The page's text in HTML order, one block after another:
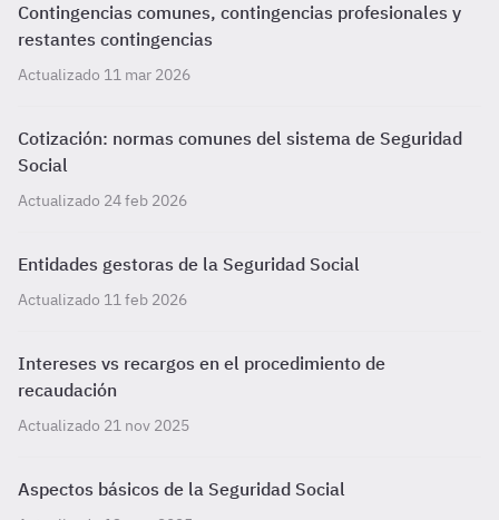
Contingencias comunes, contingencias profesionales y
restantes contingencias
Actualizado 11 mar 2026
Cotización: normas comunes del sistema de Seguridad
Social
Actualizado 24 feb 2026
Entidades gestoras de la Seguridad Social
Actualizado 11 feb 2026
Intereses vs recargos en el procedimiento de
recaudación
Actualizado 21 nov 2025
Aspectos básicos de la Seguridad Social